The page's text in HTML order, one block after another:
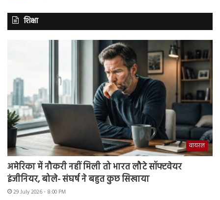
शिक्षा
वायरल
अमेरिका में नौकरी नहीं मिली तो भारत लौटे सॉफ्टवेयर
इंजीनियर, बोले- संघर्ष ने बहुत कुछ सिखाया
29 July 2026 - 8:00 PM